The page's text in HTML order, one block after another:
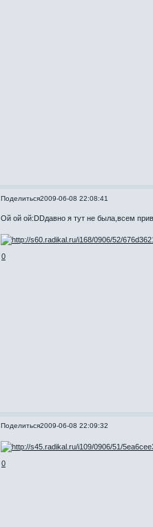
Поделиться2009-06-08 22:08:41
Ой ой ой:DDдавно я тут не была,всем
0
Поделиться2009-06-08 22:09:32
0